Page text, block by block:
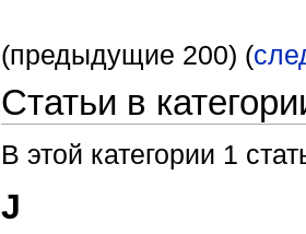
(предыдущие 200) (
Статьи в
В этой категории 1
J